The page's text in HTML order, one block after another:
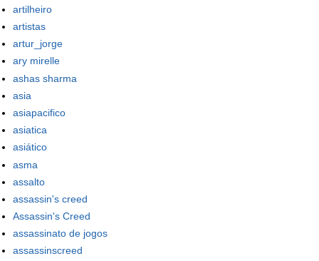
artilheiro
artistas
artur_jorge
ary mirelle
ashas sharma
asia
asiapacifico
asiatica
asiático
asma
assalto
assassin's creed
Assassin's Creed
assassinato de jogos
assassinscreed